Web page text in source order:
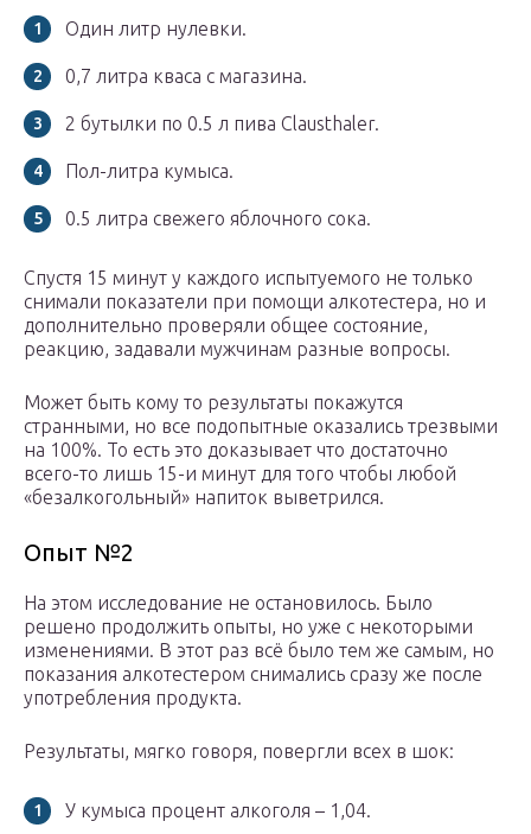
Один литр нулевки.
0,7 литра кваса с магазина.
2 бутылки по 0.5 л пива Clausthaler.
Пол-литра кумыса.
0.5 литра свежего яблочного сока.
Спустя 15 минут у каждого испытуемого не только
снимали показатели при помощи алкотестера, но и
дополнительно проверяли общее состояние,
реакцию, задавали мужчинам разные вопросы.
Может быть кому то результаты покажутся
странными, но все подопытные оказались трезвыми
на 100%. То есть это доказывает что достаточно
всего-то лишь 15-и минут для того чтобы любой
«безалкогольный» напиток выветрился.
Опыт №2
На этом исследование не остановилось. Было
решено продолжить опыты, но уже с некоторыми
изменениями. В этот раз всё было тем же самым, но
показания алкотестером снимались сразу же после
употребления продукта.
Результаты, мягко говоря, повергли всех в шок:
У кумыса процент алкоголя – 1,04.